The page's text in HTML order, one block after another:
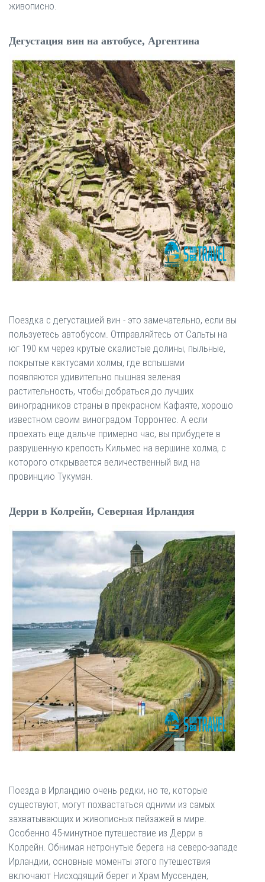
живописно.
Дегустация вин на автобусе, Аргентина
Поездка с дегустацией вин - это замечательно, если вы
пользуетесь автобусом. Отправляйтесь от Сальты на
юг 190 км через крутые скалистые долины, пыльные,
покрытые кактусами холмы, где вспышами
появляются удивительно пышная зеленая
растительность, чтобы добраться до лучших
виноградников страны в прекрасном Кафаяте, хорошо
известном своим виноградом Торронтес. А если
проехать еще дальче примерно час, вы прибудете в
разрушенную крепость Кильмес на вершине холма, с
которого открывается величественный вид на
провинцию Тукуман.
Дерри в Колрейн, Северная Ирландия
Поезда в Ирландию очень редки, но те, которые
существуют, могут похвастаться одними из самых
захватывающих и живописных пейзажей в мире.
Особенно 45-минутное путешествие из Дерри в
Колрейн. Обнимая нетронутые берега на северо-западе
Ирландии, основные моменты этого путешествия
включают Нисходящий берег и Храм Муссенден,